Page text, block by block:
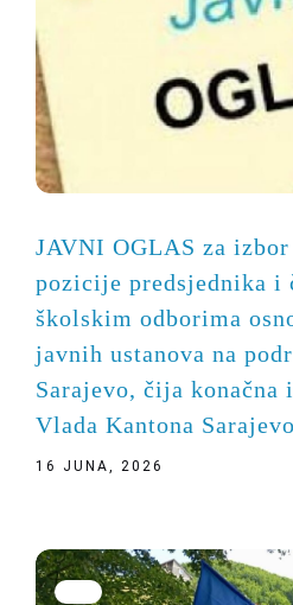
JAVNI OGLAS za
pozicije predsjednika i
školskim odborima
javnih ustanova na
Sarajevo, čija konačna
Vlada Kantona Sarajevo
16 JUNA, 2026